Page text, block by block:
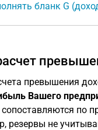
бланк G
превышения
Вашего
по
резервы не